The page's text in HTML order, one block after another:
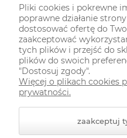
ODWIEDŹ NAS NA
Pliki cookies i pokrewne
poprawne działanie
dostosować ofertę do
zaakceptować
tych plików i przejść do
plików do swoich
"Dostosuj zgody".
Więcej o plikach cookies
prywatności.
zaakceptuj